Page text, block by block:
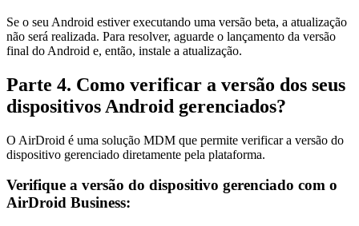
Se o seu Android estiver executando uma versão beta, a atualização
não será realizada. Para resolver, aguarde o lançamento da versão
final do Android e, então, instale a atualização.
Parte 4. Como verificar a versão dos seus
dispositivos Android gerenciados?
O AirDroid é uma solução MDM que permite verificar a versão do
dispositivo gerenciado diretamente pela plataforma.
Verifique a versão do dispositivo gerenciado com o
AirDroid Business: